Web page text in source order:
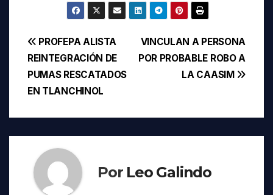
Navegación
de
entradas
VINCULAN A PERSONA
POR PROBABLE ROBO A
LA CAASIM
PROFEPA ALISTA
REINTEGRACIÓN DE
PUMAS RESCATADOS
EN TLANCHINOL
Por Leo Galindo